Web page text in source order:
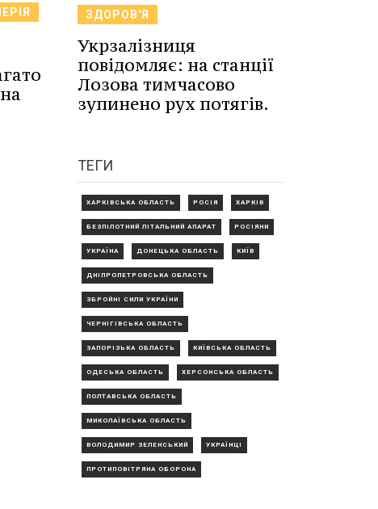
ЗДОРОВ'Я
Укрзалізниця
повідомляє: на станції
Лозова тимчасово
зупинено рух потягів.
ТЕГИ
ХАРКІВСЬКА ОБЛАСТЬ РОСІЯ ХАРКІВ
БЕЗПІЛОТНИЙ ЛІТАЛЬНИЙ АПАРАТ РОСІЯНИ
УКРАЇНА ДОНЕЦЬКА ОБЛАСТЬ КИЇВ
ДНІПРОПЕТРОВСЬКА ОБЛАСТЬ
ЗБРОЙНІ СИЛИ УКРАЇНИ
ЧЕРНІГІВСЬКА ОБЛАСТЬ
ЗАПОРІЗЬКА ОБЛАСТЬ КИЇВСЬКА ОБЛАСТЬ
ОДЕСЬКА ОБЛАСТЬ ХЕРСОНСЬКА ОБЛАСТЬ
ПОЛТАВСЬКА ОБЛАСТЬ
МИКОЛАЇВСЬКА ОБЛАСТЬ
ВОЛОДИМИР ЗЕЛЕНСЬКИЙ УКРАЇНЦІ
ПРОТИПОВІТРЯНА ОБОРОНА